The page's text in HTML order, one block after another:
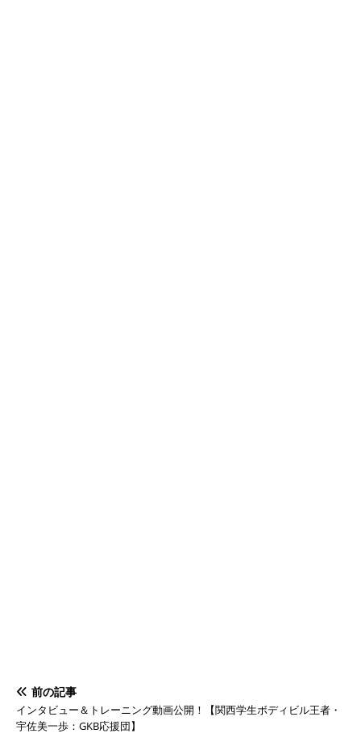
前の記事
インタビュー＆トレーニング動画公開！【関西学生ボディビル王者・
宇佐美一歩：GKB応援団】